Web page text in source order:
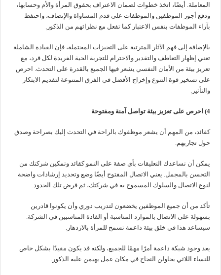
المعاملة. أيضًا، اتخذ خطوات لضمان الاعتراف بحقوق المرأة والأم وحسابها،
ودفع أجور الموظفين والموظفات على قدم المساواة والإنصاف، واحتفظ
بآراء الموظفات بنفس الاعتبار كما تفعل مع نظرائهم من الذكور.
بالإضافة إلى فهم الآثار المترتبة على التحيزات المحتملة، فإن القيادة الشاملة
تعني إظهار التعاطف والتقدير والاحترام للتجربة الحية الفريدة لكل فرد، مع
تعزيز بيئة من الأمان النفسي يشعر فيها الجميع بالقدرة على التحدث. احرص
على تسخير قوة التنوع وإخراج الأفضل في الفرق المتنوعة لتقديم الابتكار
والتأثير.
4) احرص على تعزيز بيئة تواصل آمنة ومفتوحة
كقائد، من المهم أن يشعر موظفوك بالراحة في التحدث إليك بصراحة وصدق
حول تجاربهم.
يمكن أن تساعدك التعليقات بأي صفة على النمو كقائد وتمكين شركتك من
التحسن بالمجمل. يعني الاتصال المفتوح أيضًا وضع وتحديد إرشادات واضحة
لنوع الاتصال والسلوك المسموح به في شركتك، ثم فرض تلك الحدود.
تأكد من أن جميع الموظفين يخضعون لتدريب دوري وأن يكونوا قادرين
بسهولة على الاتصال بالموارد المناسبة أو القادة المناسبين في الشركة.
سيساعد هذا في خلق بيئة داعمة تسمح للمرأة بالازدهار.
يعد وجود شبكة داعمة أمرًا مهمًا للجميع، ولكنه قد يكون مفيدًا بشكل خاص
للنساء اللائي يحاولن النجاح في مكان عمل يهيمن عليه الذكور.